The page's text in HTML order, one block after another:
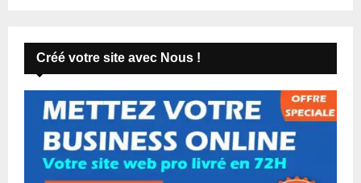
Créé votre site avec Nous !